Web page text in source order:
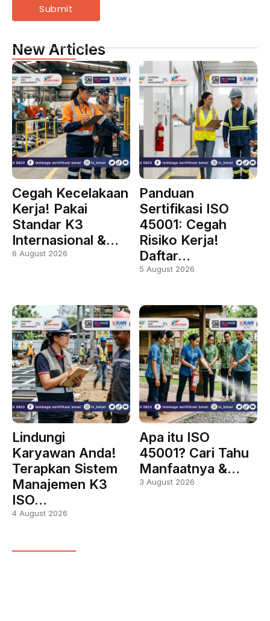
New Articles
Cegah Kecelakaan
Kerja! Pakai
Standar K3
Internasional &…
6 August 2026
Panduan
Sertifikasi ISO
45001: Cegah
Risiko Kerja!
Daftar…
5 August 2026
Lindungi
Karyawan Anda!
Terapkan Sistem
Manajemen K3
ISO…
4 August 2026
Apa itu ISO
45001? Cari Tahu
Manfaatnya &…
3 August 2026